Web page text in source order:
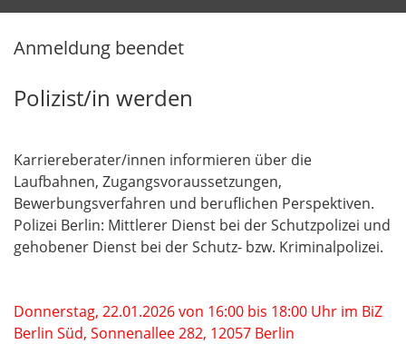
Anmeldung beendet
Polizist/in werden
Karriereberater/innen informieren über die
Laufbahnen, Zugangsvoraussetzungen,
Bewerbungsverfahren und beruflichen Perspektiven.
Polizei Berlin: Mittlerer Dienst bei der Schutzpolizei und
gehobener Dienst bei der Schutz- bzw. Kriminalpolizei.
Donnerstag, 22.01.2026 von 16:00 bis 18:00 Uhr im BiZ
Berlin Süd, Sonnenallee 282, 12057 Berlin